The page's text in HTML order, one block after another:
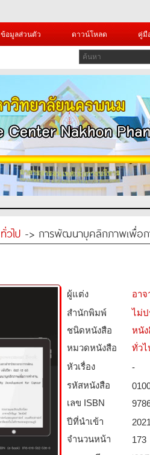
ข้อมูลส่วนตัว ดาวน์โหลด คู่มื
ทั่วไป -> การพัฒนาบุคลิกภาพเพื่อก
ผู้แต่ง
อา
สำนักพิมพ์
ไม่
ชนิดหนังสือ­
หนัง
หมวดหนังสือ­
ทั่วไ
หัวเรื่อง
-
รหัสหนังสือ­
เลข ISBN
ปีที่นำเข้า
จำนวนหน้า
173